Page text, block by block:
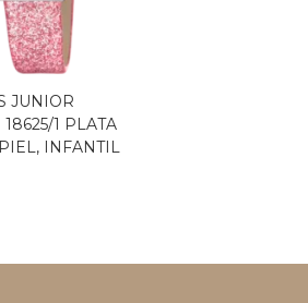
JUNIOR
1 PLATA
INFANTIL